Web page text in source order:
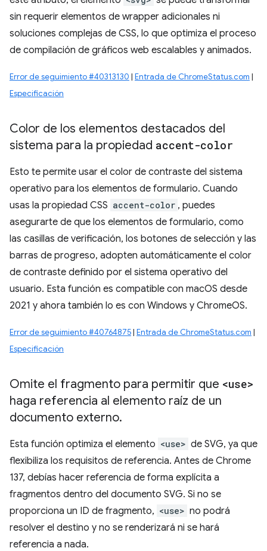
sin requerir elementos de wrapper adicionales ni
soluciones complejas de CSS, lo que optimiza el proceso
de compilación de gráficos web escalables y animados.
Error de seguimiento #40313130 | Entrada de ChromeStatus.com |
Especificación
Color de los elementos destacados del
sistema para la propiedad accent-color
Esto te permite usar el color de contraste del sistema
operativo para los elementos de formulario. Cuando
usas la propiedad CSS accent-color , puedes
asegurarte de que los elementos de formulario, como
las casillas de verificación, los botones de selección y las
barras de progreso, adopten automáticamente el color
de contraste definido por el sistema operativo del
usuario. Esta función es compatible con macOS desde
2021 y ahora también lo es con Windows y ChromeOS.
Error de seguimiento #40764875| Entrada de ChromeStatus.com |
Especificación
Omite el fragmento para permitir que <use>
haga referencia al elemento raíz de un
documento externo.
Esta función optimiza el elemento <use> de SVG, ya que
flexibiliza los requisitos de referencia. Antes de Chrome
137, debías hacer referencia de forma explícita a
fragmentos dentro del documento SVG. Si no se
proporciona un ID de fragmento, <use> no podrá
resolver el destino y no se renderizará ni se hará
referencia a nada.